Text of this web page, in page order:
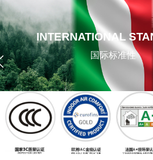
INTERNATIONAL
国际标准性